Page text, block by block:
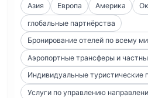
Азия
Европа Америка
глобальные партнёрства
Бронирование отелей по всему
Аэропортные трансферы и
Индивидуальные туристические
Услуги по управлению